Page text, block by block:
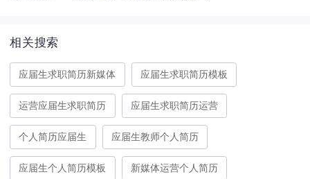
相关搜索
应届生求职简历新媒体 应届生求职简历模板
运营应届生求职简历 应届生求职简历运营
个人简历应届生 应届生教师个人简历
应届生个人简历模板 新媒体运营个人简历